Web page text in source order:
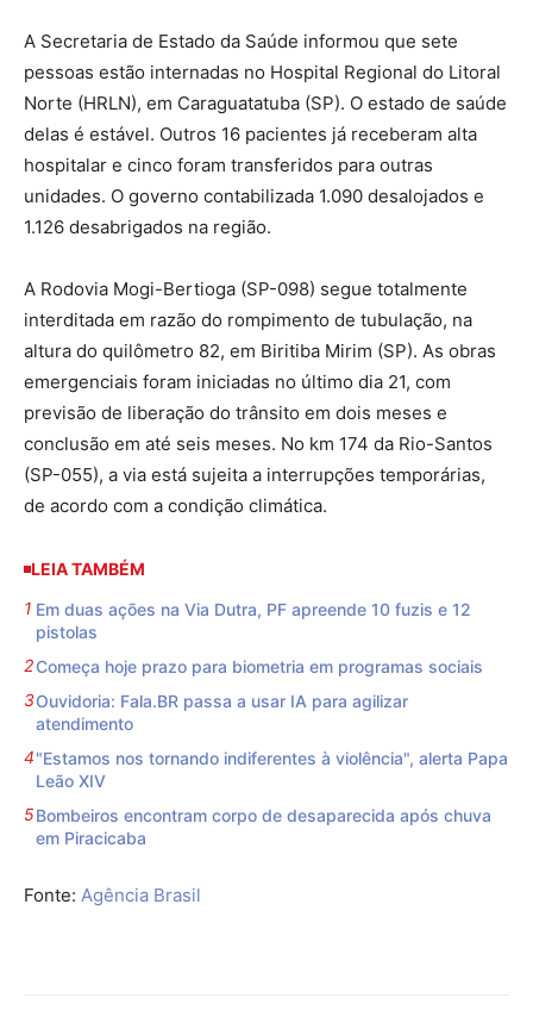
A Secretaria de Estado da Saúde informou que sete
pessoas estão internadas no Hospital Regional do Litoral
Norte (HRLN), em Caraguatatuba (SP). O estado de saúde
delas é estável. Outros 16 pacientes já receberam alta
hospitalar e cinco foram transferidos para outras
unidades. O governo contabilizada 1.090 desalojados e
1.126 desabrigados na região.
A Rodovia Mogi-Bertioga (SP-098) segue totalmente
interditada em razão do rompimento de tubulação, na
altura do quilômetro 82, em Biritiba Mirim (SP). As obras
emergenciais foram iniciadas no último dia 21, com
previsão de liberação do trânsito em dois meses e
conclusão em até seis meses. No km 174 da Rio-Santos
(SP-055), a via está sujeita a interrupções temporárias,
de acordo com a condição climática.
LEIA TAMBÉM
Em duas ações na Via Dutra, PF apreende 10 fuzis e 12
pistolas
Começa hoje prazo para biometria em programas sociais
Ouvidoria: Fala.BR passa a usar IA para agilizar
atendimento
"Estamos nos tornando indiferentes à violência", alerta Papa
Leão XIV
Bombeiros encontram corpo de desaparecida após chuva
em Piracicaba
Fonte: Agência Brasil